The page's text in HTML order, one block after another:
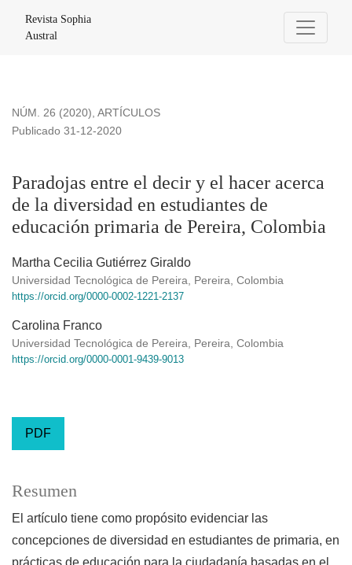
Revista Sophia
Austral
NÚM. 26 (2020), ARTÍCULOS
Paradojas entre el decir y el hacer acerca
de la diversidad en estudiantes de
educación primaria de Pereira, Colombia
Publicado 31-12-2020
Martha Cecilia Gutiérrez Giraldo
Universidad Tecnológica de Pereira, Pereira, Colombia
https://orcid.org/0000-0002-1221-2137
Carolina Franco
Universidad Tecnológica de Pereira, Pereira, Colombia
https://orcid.org/0000-0001-9439-9013
PDF
Resumen
El artículo tiene como propósito evidenciar las
concepciones de diversidad en estudiantes de primaria, en